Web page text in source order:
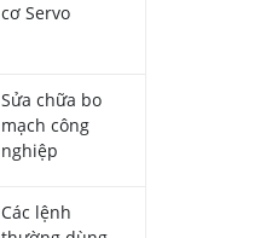
cơ Servo
Sửa chữa bo
mạch công
nghiệp
Các lệnh